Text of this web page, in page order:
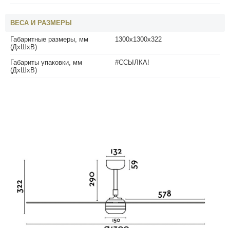
ВЕСА И РАЗМЕРЫ
Габаритные размеры, мм
(ДхШхВ)
1300x1300x322
Габариты упаковки, мм
(ДхШхВ)
#ССЫЛКА!